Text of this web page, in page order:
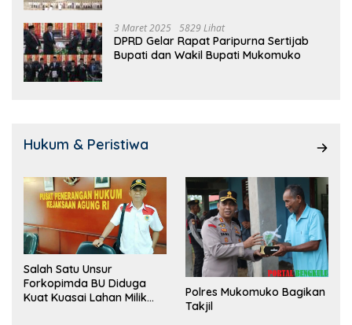
3 Maret 2025 5829 Lihat
DPRD Gelar Rapat Paripurna Sertijab
Bupati dan Wakil Bupati Mukomuko
Hukum & Peristiwa
Salah Satu Unsur
Forkopimda BU Diduga
Kuat Kuasai Lahan Milik
Polres Mukomuko Bagikan
Takjil